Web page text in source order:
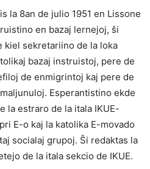
la 8an de julio 1951 en Lissone
en bazaj lernejoj, ŝi
kiel sekretariino de la loka
bazaj instruistoj, pere de
de enmigrintoj kaj pere de
Esperantistino ekde
la estraro de la itala IKUE-
E-o kaj la katolika E-movado
socialaj grupoj. Ŝi redaktas la
de la itala sekcio de IKUE.